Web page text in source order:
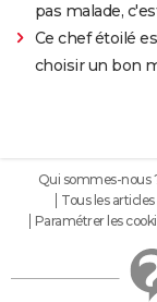
pas malade,
Ce chef étoilé
choisir un bon
Qui sommes-nous
Tous les articles
Paramétrer les